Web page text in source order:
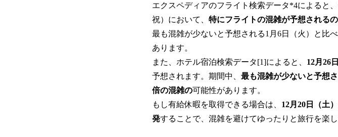
エクスペディアのフライト検索データ*4によると
祝）において、 特にフライトの混雑が予想される
最も混雑が少ないと予想される1月6日（火）と比べ
あります。
また、ホテル宿泊検索データ[1]によると、 12月26
予想されます。期間中、 最も混雑が少ないと予想
倍の混雑の可能性があります。
もし有給休暇を取得できる場合は、 12月20日（土
発することで、混雑を避けてゆったりと旅行を楽